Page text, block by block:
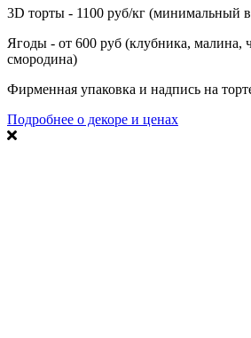
3D торты - 1100 руб/кг (минимальный
Ягоды - от 600 руб (клубника, малина,
смородина)
Фирменная упаковка и надпись на
Подробнее о декоре и ценах